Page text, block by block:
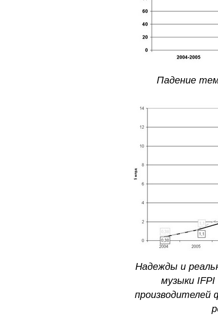
Падение
Надежды и
музыки
производителей